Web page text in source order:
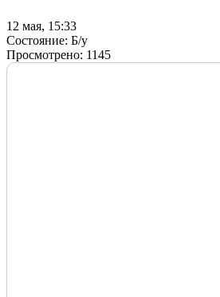
12 мая, 15:33
Состояние: Б/у
Просмотрено: 1145